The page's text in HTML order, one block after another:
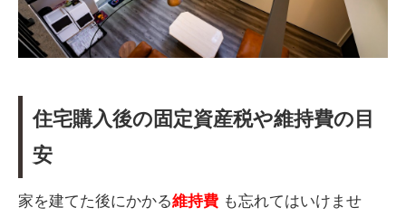
住宅購入後の固定資産税や維持費の目
安
家を建てた後にかかる維持費 も忘れてはいけませ